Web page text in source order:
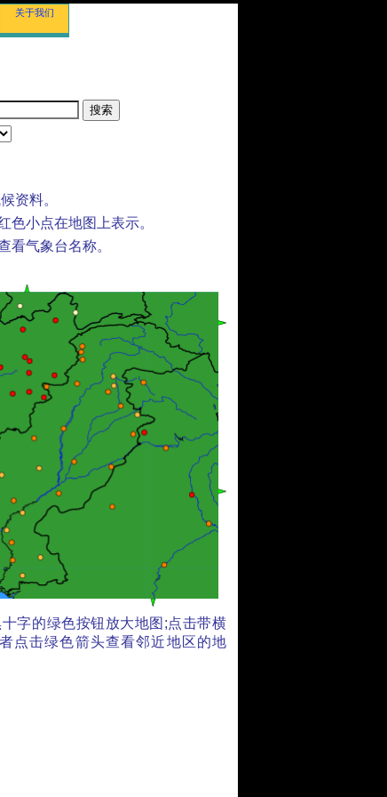
关于我们
资料。
色小点在地图上表示。
看气象台名称。
字的绿色按钮放大地图;点击带横
点击绿色箭头查看邻近地区的地